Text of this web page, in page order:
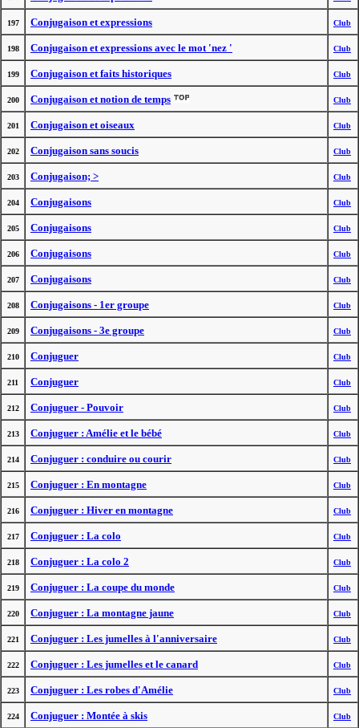
197 Conjugaison et expressions Club
198 Conjugaison et expressions avec le mot 'nez ' Club
199 Conjugaison et faits historiques Club
200 Conjugaison et notion de temps Club
201 Conjugaison et oiseaux Club
202 Conjugaison sans soucis Club
203 Conjugaison; > Club
204 Conjugaisons Club
205 Conjugaisons Club
206 Conjugaisons Club
207 Conjugaisons Club
208 Conjugaisons - 1er groupe Club
209 Conjugaisons - 3e groupe Club
210 Conjuguer Club
211 Conjuguer Club
212 Conjuguer - Pouvoir Club
213 Conjuguer : Amélie et le bébé Club
214 Conjuguer : conduire ou courir Club
215 Conjuguer : En montagne Club
216 Conjuguer : Hiver en montagne Club
217 Conjuguer : La colo Club
218 Conjuguer : La colo 2 Club
219 Conjuguer : La coupe du monde Club
220 Conjuguer : La montagne jaune Club
221 Conjuguer : Les jumelles à l'anniversaire Club
222 Conjuguer : Les jumelles et le canard Club
223 Conjuguer : Les robes d'Amélie Club
224 Conjuguer : Montée à skis Club